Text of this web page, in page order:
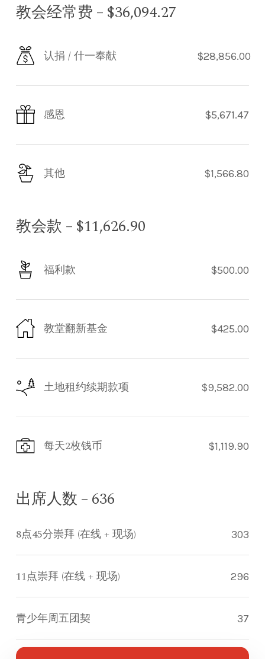
教会经常费 – $36,094.27
认捐 / 什一奉献 $28,856.00
感恩 $5,671.47
其他 $1,566.80
教会款 – $11,626.90
福利款 $500.00
教堂翻新基金 $425.00
土地租约续期款项 $9,582.00
每天2枚钱币 $1,119.90
出席人数 – 636
8点45分崇拜 (在线 + 现场) 303
11点崇拜 (在线 + 现场) 296
青少年周五团契 37